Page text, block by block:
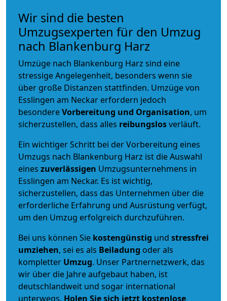
Wir sind die besten
Umzugsexperten für den Umzug
nach Blankenburg Harz
Umzüge nach Blankenburg Harz sind eine
stressige Angelegenheit, besonders wenn sie
über große Distanzen stattfinden. Umzüge von
Esslingen am Neckar erfordern jedoch
besondereVorbereitung und Organisation, um
sicherzustellen, dass alles reibungslosverläuft.
Ein wichtiger Schritt bei der Vorbereitung eines
Umzugs nach Blankenburg Harz ist die Auswahl
eines zuverlässigen Umzugsunternehmens in
Esslingen am Neckar. Es ist wichtig,
sicherzustellen, dass das Unternehmen über die
erforderliche Erfahrung und Ausrüstung verfügt,
um den Umzug erfolgreich durchzuführen.
Bei uns können Sie kostengünstig und stressfrei
umziehen, sei es als Beiladung oder als
kompletter Umzug. Unser Partnernetzwerk, das
wir über die Jahre aufgebaut haben, ist
deutschlandweit und sogar international
unterwegs. Holen Sie sich jetzt kostenlose